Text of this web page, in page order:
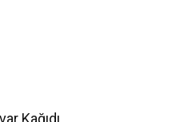
Kağıdı